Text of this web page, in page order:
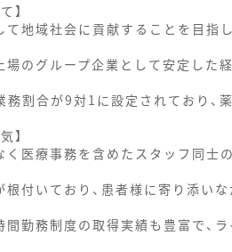
】
地域社会に貢献することを目指
のグループ企業として安定した
割合が9対1に設定されており、
】
医療事務を含めたスタッフ同士
付いており、患者様に寄り添い
勤務制度の取得実績も豊富で、